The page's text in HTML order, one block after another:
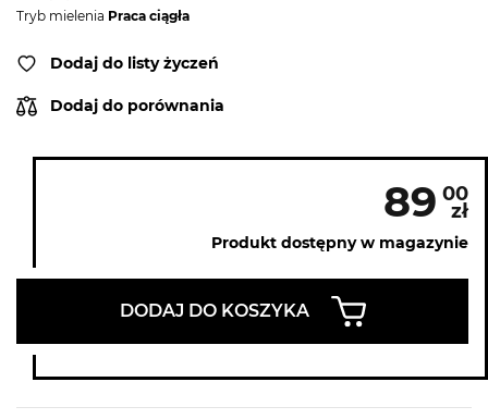
Tryb mielenia Praca ciągła
Dodaj do listy życzeń
Dodaj do porównania
89 00
zł
Produkt dostępny w magazynie
DODAJ DO KOSZYKA